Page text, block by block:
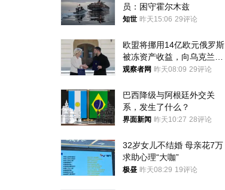
员：困守霍尔木兹
知世 昨天15:06 29评论
欧盟将挪用14亿欧元俄罗斯
被冻资产收益，向乌克兰提
供援助
观察者网 昨天08:09 29评论
巴西降级与阿根廷外交关
系，发生了什么？
界面新闻 昨天10:27 28评论
32岁女儿不结婚 母亲花7万
求助心理“大咖”
极昼 昨天08:29 19评论